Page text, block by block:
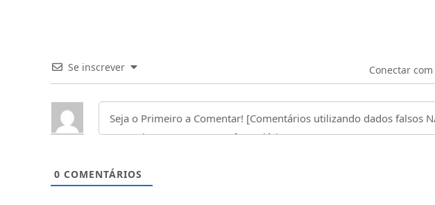
Se inscrever Conectar com
0 COMENTÁRIOS